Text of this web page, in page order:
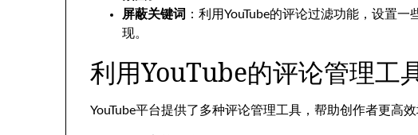
屏蔽关键词
：利用YouTube的评论过滤功能，设置
现。
利用YouTube的评论管理工
YouTube平台提供了多种评论管理工具，帮助创作者更高